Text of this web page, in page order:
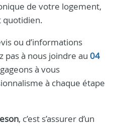
de votre logement,
quotidien.
ou d’informations
pas à nous joindre au 04
à vous
à chaque étape
, c’est s’assurer d’un